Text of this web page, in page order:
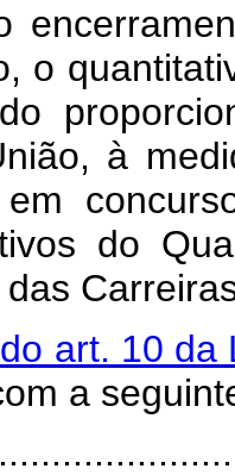
o
à
em
do
art. 10 da
a